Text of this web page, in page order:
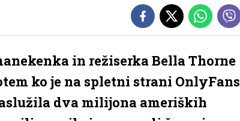
in režiserka Bella Thorne
ko je na spletni strani OnlyFans
dva milijona ameriških